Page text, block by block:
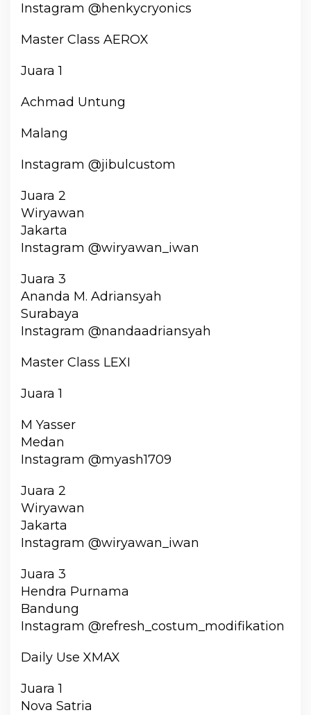
Instagram @henkycryonics
Master Class AEROX
Juara 1
Achmad Untung
Malang
Instagram @jibulcustom
Juara 2
Wiryawan
Jakarta
Instagram @wiryawan_iwan
Juara 3
Ananda M. Adriansyah
Surabaya
Instagram @nandaadriansyah
Master Class LEXI
Juara 1
M Yasser
Medan
Instagram @myash1709
Juara 2
Wiryawan
Jakarta
Instagram @wiryawan_iwan
Juara 3
Hendra Purnama
Bandung
Instagram @refresh_costum_modifikation
Daily Use XMAX
Juara 1
Nova Satria